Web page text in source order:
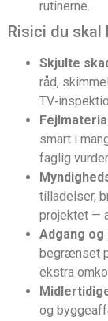
rutinerne.
Risici du
Skjulte
råd,
smart i
faglig
tilladelser,
projektet —
Adgang
begrænset
ekstra
og